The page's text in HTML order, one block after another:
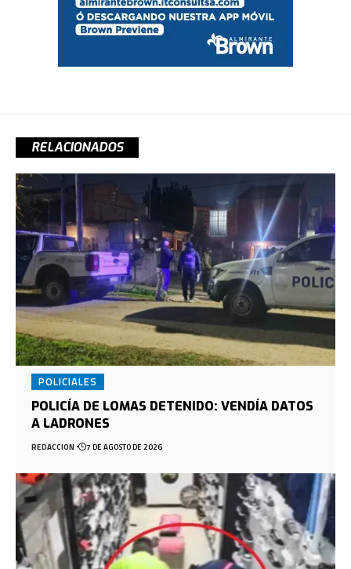
RELACIONADOS
POLICIALES
POLICÍA DE LOMAS DETENIDO: VENDÍA DATOS
A LADRONES
REDACCION 7 DE AGOSTO DE 2026